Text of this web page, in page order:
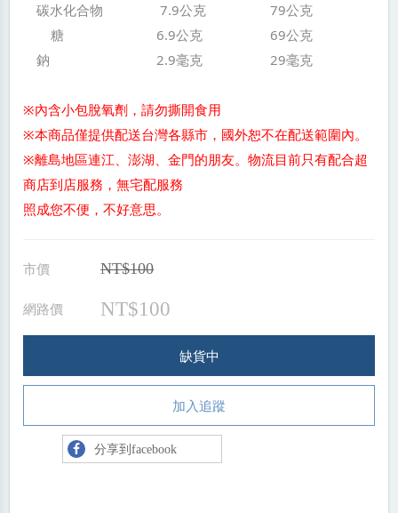
碳水化合物 7.9公克 79公克
糖 6.9公克 69公克
鈉 2.9毫克 29毫克
※內含小包脫氧劑，請勿撕開食用
※本商品僅提供配送台灣各縣市，國外恕不在配送範圍內。
※離島地區連江、澎湖、金門的朋友。物流目前只有配合超
商店到店服務，無宅配服務
照成您不便，不好意思。
市價 NT$100
網路價 NT$100
缺貨中
加入追蹤
分享到facebook